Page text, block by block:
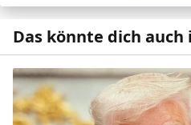
Das könnte dich